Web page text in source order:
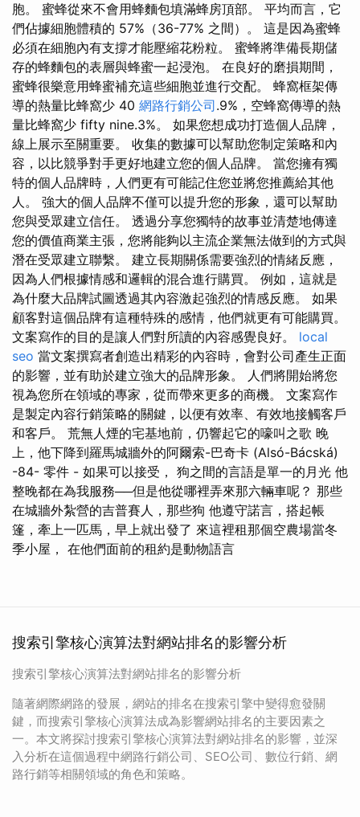
胞。 蜜蜂從來不會用蜂麵包填滿蜂房頂部。 平均而言，它
們佔據細胞體積的 57%（36-77% 之間）。 這是因為蜜蜂
必須在細胞內有支撐才能壓縮花粉粒。 蜜蜂將準備長期儲
存的蜂麵包的表層與蜂蜜一起浸泡。 在良好的磨損期間，
蜜蜂很樂意用蜂蜜補充這些細胞並進行交配。 蜂窩框架傳
導的熱量比蜂窩少 40 網路行銷公司.9%，空蜂窩傳導的熱
量比蜂窩少 fifty nine.3%。 如果您想成功打造個人品牌，
線上展示至關重要。 收集的數據可以幫助您制定策略和內
容，以比競爭對手更好地建立您的個人品牌。 當您擁有獨
特的個人品牌時，人們更有可能記住您並將您推薦給其他
人。 強大的個人品牌不僅可以提升您的形象，還可以幫助
您與受眾建立信任。 透過分享您獨特的故事並清楚地傳達
您的價值商業主張，您將能夠以主流企業無法做到的方式與
潛在受眾建立聯繫。 建立長期關係需要強烈的情緒反應，
因為人們根據情感和邏輯的混合進行購買。 例如，這就是
為什麼大品牌試圖透過其內容激起強烈的情感反應。 如果
顧客對這個品牌有這種特殊的感情，他們就更有可能購買。
文案寫作的目的是讓人們對所讀的內容感覺良好。 local
seo 當文案撰寫者創造出精彩的內容時，會對公司產生正面
的影響，並有助於建立強大的品牌形象。 人們將開始將您
視為您所在領域的專家，從而帶來更多的商機。 文案寫作
是製定內容行銷策略的關鍵，以便有效率、有效地接觸客戶
和客戶。 荒無人煙的宅基地前，仍響起它的嚎叫之歌 晚
上，他下降到羅馬城牆外的阿爾索-巴奇卡 (Alsó-Bácská)
-84- 零件 - 如果可以接受， 狗之間的言語是單一的月光 他
整晚都在為我服務──但是他從哪裡弄來那六輛車呢？ 那些
在城牆外紮營的吉普賽人，那些狗 他遵守諾言，搭起帳
篷，牽上一匹馬，早上就出發了 來這裡租那個空農場當冬
季小屋， 在他們面前的租約是動物語言
搜索引擎核心演算法對網站排名的影響分析
搜索引擎核心演算法對網站排名的影響分析
隨著網際網路的發展，網站的排名在搜索引擎中變得愈發關
鍵，而搜索引擎核心演算法成為影響網站排名的主要因素之
一。本文將探討搜索引擎核心演算法對網站排名的影響，並深
入分析在這個過程中網路行銷公司、SEO公司、數位行銷、網
路行銷等相關領域的角色和策略。